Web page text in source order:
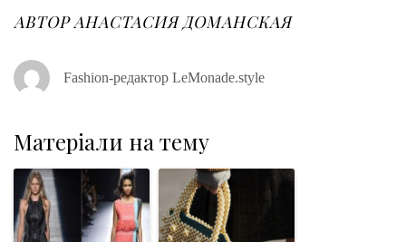
АВТОРАНАСТАСИЯ ДОМАНСКАЯ
Fashion-редактор LeMonade.style
Матеріали на тему